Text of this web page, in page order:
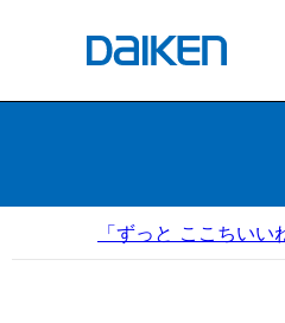
「ずっと ここちい